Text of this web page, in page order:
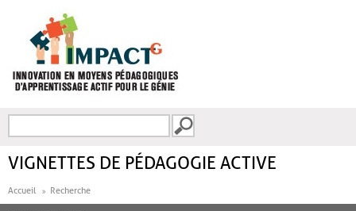
FORMULAIRE DE
VIGNETTES DE PÉDAGOGIE ACTIVE
Accueil Recherche